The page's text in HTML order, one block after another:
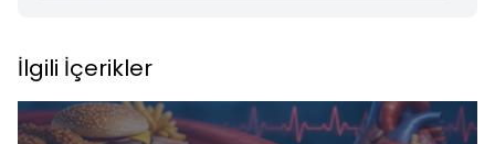
İlgili İçerikler